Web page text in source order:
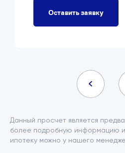
Оставить заявку
Данный просчет является
более подробную информацию и
ипотеку можно у нашего